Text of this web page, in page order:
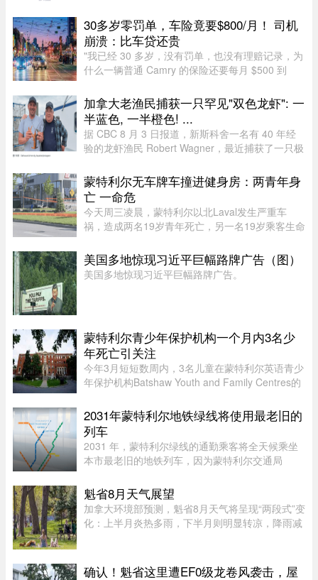
处理周期的困扰，主要原因是该计划“项目目标不
明确，资格标准过于宽泛”。SEPP 是 ...
30多岁零罚单，车险竟要$800/月！ 司机
崩溃：比车贷还贵
"我已经 30 多岁，没有罚单，也没有理赔记录，为
什么一辆普通 Camry 的保险还要每月 $500 到
己找过保险经纪、直接联系过保险公司，也使用了
多个比价网站，得到的报价 ...
加拿大老渔民捕获一只罕见"双色龙虾": 一
半蓝色, 一半橙色! ...
据 CBC 8 月 3 日报道，新斯科舍一名有 40 年经
验的龙虾渔民 Robert Wagner，最近捕获了一只极
边是橙色，颜色分界极为分明。Wagner 表示：“我
当时只说了句‘哇！我这 ...
蒙特利尔无车牌车撞进健身房：两青年身
亡 一命危
今天周三凌晨，蒙特利尔以北Laval发生严重车
祸，造成两名19岁青年死亡，另一名19岁乘客生命
右，巡警发现涉事车辆并示意停车，但车辆迅速加
速逃离，警方并未展开追逐。不 ...
美国多地惊现习近平巨幅路牌广告（图）
美国多地惊现习近平巨幅路牌广告。
蒙特利尔青少年保护机构一个月内3名少
年死亡引关注
今年3月短短数周内，3名儿童在蒙特利尔英语青少
年保护机构Batshaw Youth and Family Centres的
这3起未成年人死亡事件，并表示目前全部仍在调
查之中。 ...
2031年蒙特利尔地铁绿线将使用最老旧的
列车
2031 年，蒙特利尔绿线的通勤乘客将全天候乘坐
本市最老旧的地铁列车，因为蒙特利尔交通局
六年后，当蓝线延长线通车时，STM 将把现代化
的 Azur 列车从绿线调往蓝线。作为 ...
魁省8月天气展望
加拿大环境部预测，魁省8月天气将呈现“两段式”变
化：上半月炎热多雨，下半月则明显转凉，降雨减
平，而南部地区气温则略低 ...
确认！魁省这里遭EF0级龙卷风袭击，屋